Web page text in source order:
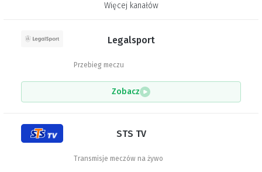
Więcej kanałów
Legalsport
Przebieg meczu
Zobacz
STS TV
Transmisje meczów na żywo